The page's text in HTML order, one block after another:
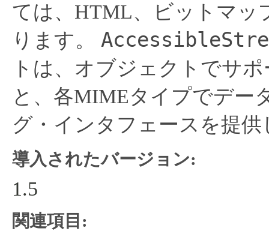
ては、HTML、ビットマッ
ります。
トは、オブジェクトでサ
と、各MIMEタイプでデー
グ・インタフェースを提供
導入されたバージョン:
1.5
関連項目: